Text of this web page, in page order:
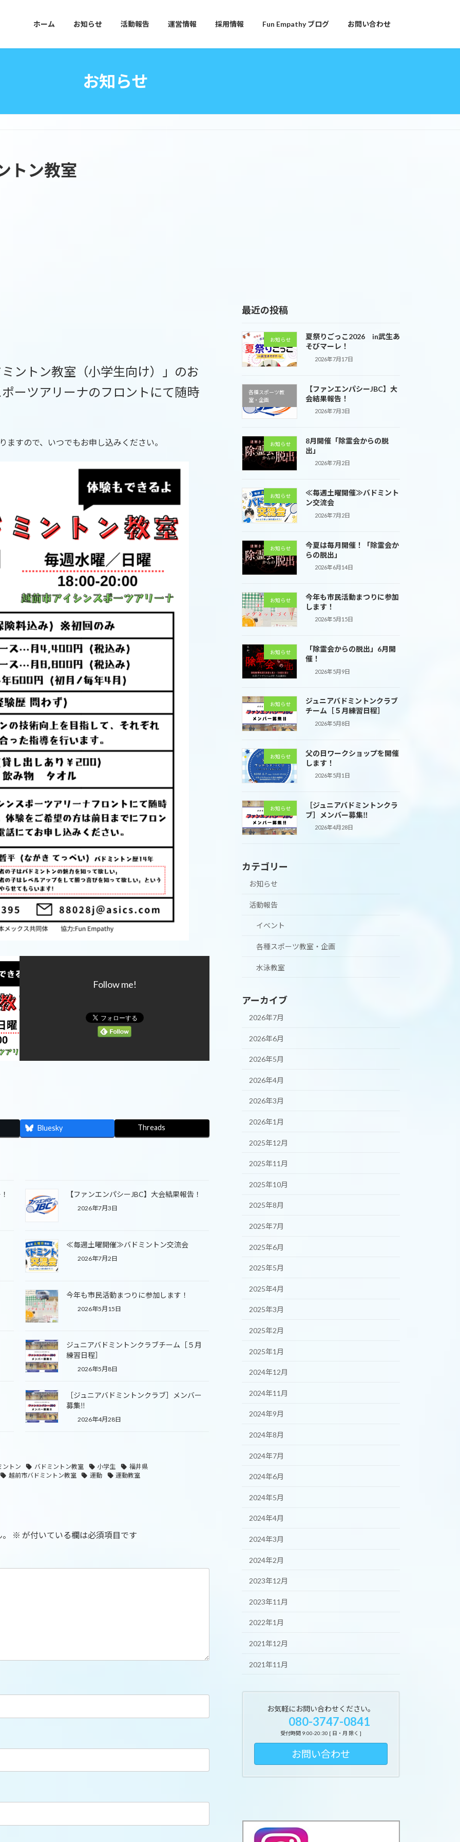
ホーム お知らせ 活動報告 運営情報 採用情報 Fun Empathy ブログ お問い合わせ
お知らせ
トン教室
ントン教室（小学生向け）」のお
ーツアリーナのフロントにて随時
すので、いつでもお申し込みください。
Follow me!
Bluesky Threads
【ファンエンパシーJBC】大会結果報告！
2026年7月3日
≪毎週土曜開催≫バドミントン交流会
2026年7月2日
今年も市民活動まつりに参加します！
2026年5月15日
ジュニアバドミントンクラブチーム［５月
練習日程］
2026年5月8日
［ジュニアバドミントンクラブ］メンバー
募集‼
2026年4月28日
ントン バドミントン教室 小学生
福井県
越前市バドミントン教室 運動 運動教室
※ が付いている欄は必須項目です
最近の投稿
お知らせ
夏祭りごっこ2026 in武生あ
そびマーレ！
2026年7月17日
各種スポーツ教
室・企画
【ファンエンパシーJBC】大
会結果報告！
2026年7月3日
お知らせ
8月開催「除霊会からの脱
出」
2026年7月2日
お知らせ
≪毎週土曜開催≫バドミント
ン交流会
2026年7月2日
お知らせ
今夏は毎月開催！「除霊会か
らの脱出」
2026年6月14日
お知らせ
今年も市民活動まつりに参加
します！
2026年5月15日
お知らせ
「除霊会からの脱出」6月開
催！
2026年5月9日
お知らせ
ジュニアバドミントンクラブ
チーム［５月練習日程］
2026年5月8日
お知らせ
父の日ワークショップを開催
します！
2026年5月1日
お知らせ
［ジュニアバドミントンクラ
ブ］メンバー募集‼
2026年4月28日
カテゴリー
お知らせ
活動報告
イベント
各種スポーツ教室・企画
水泳教室
アーカイブ
2026年7月
2026年6月
2026年5月
2026年4月
2026年3月
2026年1月
2025年12月
2025年11月
2025年10月
2025年8月
2025年7月
2025年6月
2025年5月
2025年4月
2025年3月
2025年2月
2025年1月
2024年12月
2024年11月
2024年9月
2024年8月
2024年7月
2024年6月
2024年5月
2024年4月
2024年3月
2024年2月
2023年12月
2023年11月
2022年1月
2021年12月
2021年11月
お気軽にお問い合わせください。
080-3747-0841
受付時間 9:00-20:30 [ 日・月 除く ]
お問い合わせ